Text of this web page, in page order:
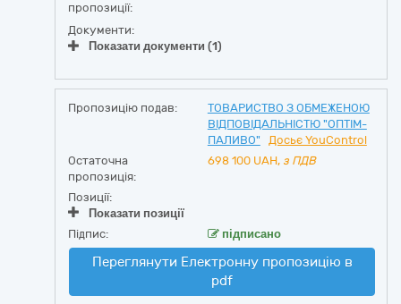
пропозиції:
Документи:
Показати документи (1)
Пропозицію подав:
ТОВАРИСТВО З ОБМЕЖЕНОЮ
ВІДПОВІДАЛЬНІСТЮ "ОПТІМ-
ПАЛИВО"
Досьє YouControl
Остаточна
пропозиція:
698 100 UAH, з ПДВ
Позиції:
Показати позиції
Підпис:
підписано
Переглянути Електронну пропозицію в
pdf